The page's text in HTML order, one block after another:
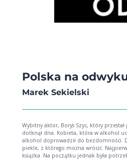
Polska na
Marek Sekielski
Wybitny aktor, Borys Szyc, który przestał pić i zaczął
dotknął dna. Kobieta, która w alkohol uciekała od samej siebie. Sportowiec, którego
alkohol doprowadził do bezdomności.
piekle, z którego można wrócić.
książka. Na początku jednak była potrzeba